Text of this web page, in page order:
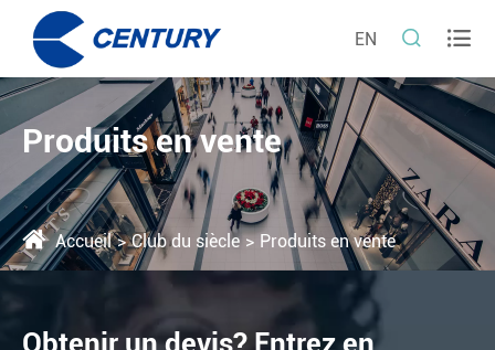
EN  
Produits en vente
Accueil Club du siècle Produits en vente
Obtenir un devis? Entrez en